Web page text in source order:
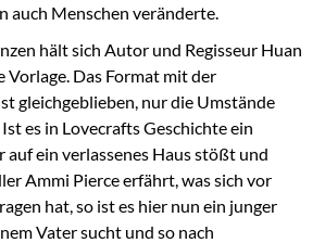
auch Menschen veränderte.
hält sich Autor und Regisseur Huan
Vorlage. Das Format mit der
gleichgeblieben, nur die Umstände
es in Lovecrafts Geschichte ein
auf ein verlassenes Haus stößt und
Ammi Pierce erfährt, was sich vor
hat, so ist es hier nun ein junger
Vater sucht und so nach